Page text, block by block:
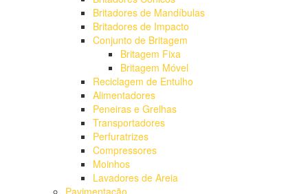
Britadores de Mandíbulas
Britadores de Impacto
Conjunto de Britagem
Britagem Fixa
Britagem Móvel
Reciclagem de Entulho
Alimentadores
Peneiras e Grelhas
Transportadores
Perfuratrizes
Compressores
Moinhos
Lavadores de Areia
Pavimentação